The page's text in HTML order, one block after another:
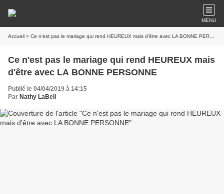
MENU
Accueil » Ce n'est pas le mariage qui rend HEUREUX mais d'être avec LA BONNE PERSONNE
Ce n'est pas le mariage qui rend HEUREUX mais
d'être avec LA BONNE PERSONNE
Publié le 04/04/2019 à 14:15
Par Nathy LaBell